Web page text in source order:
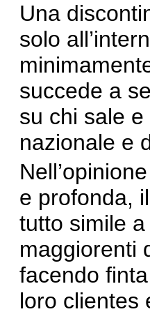
Una
solo
succede a
su chi sale
nazionale e
e profonda,
tutto simile
maggiorenti
facendo
loro clientes